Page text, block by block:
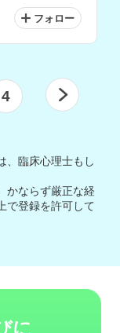
フォロー
4
、臨床心理士もし
かならず厳正な経
で登録を許可して
に